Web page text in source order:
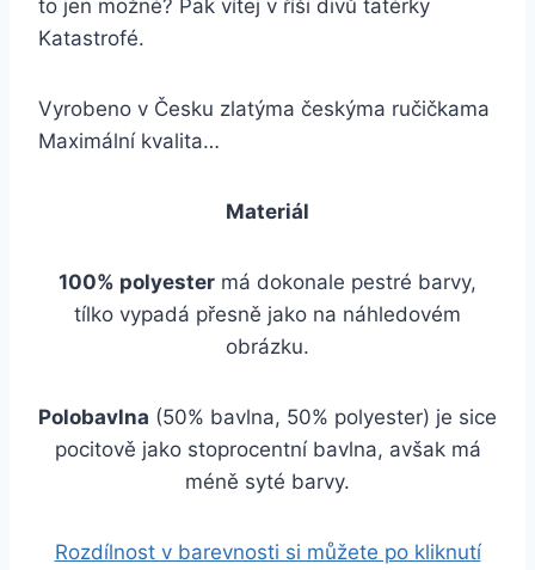
to jen možné? Pak vítej v říši divů tatérky
Katastrofé.
Vyrobeno v Česku zlatýma českýma ručičkama
Maximální kvalita…
Materiál
100% polyester má dokonale pestré barvy,
tílko vypadá přesně jako na náhledovém
obrázku.
Polobavlna (50% bavlna, 50% polyester) je sice
pocitově jako stoprocentní bavlna, avšak má
méně syté barvy.
Rozdílnost v barevnosti si můžete po kliknutí